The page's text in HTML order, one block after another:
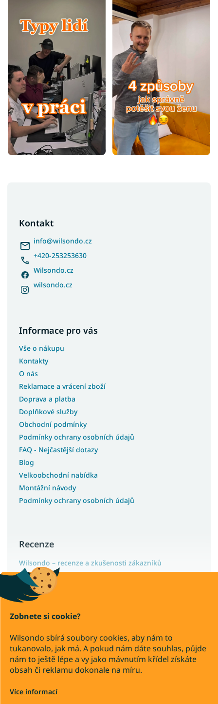
Zobnete si cookie?
Wilsondo sbírá soubory cookies, aby nám to
tukanovalo, jak má. A pokud nám dáte souhlas, půjde
nám to ještě lépe a vy jako mávnutím křídel získáte
obsah či reklamu dokonale na míru.
Více informací
Kontakt
info@wilsondo.cz
+420-253253630
Wilsondo.cz
wilsondo.cz
Informace pro vás
Vše o nákupu
Kontakty
O nás
Reklamace a vrácení zboží
Doprava a platba
Doplňkové služby
Obchodní podmínky
Podmínky ochrany osobních údajů
FAQ - Nejčastější dotazy
Blog
Velkoobchodní nabídka
Montážní návody
Podmínky ochrany osobních údajů
Recenze
Wilsondo – recenze a zkušenosti zákazníků
Převod Dobírka
Wilsondo.cz
Upravit nastavení cookies